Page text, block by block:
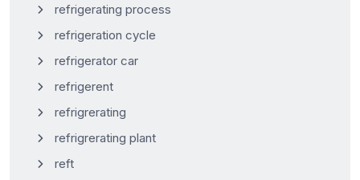
refrigerating process
refrigeration cycle
refrigerator car
refrigerent
refrigrerating
refrigrerating plant
reft